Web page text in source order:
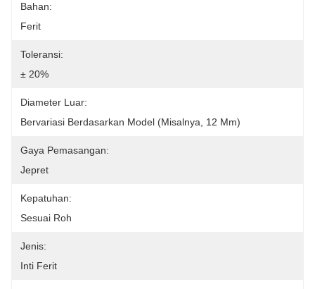
Bahan:
Ferit
Toleransi:
± 20%
Diameter Luar:
Bervariasi Berdasarkan Model (misalnya, 12 Mm)
Gaya Pemasangan:
Jepret
Kepatuhan:
Sesuai Roh
Jenis:
Inti Ferit